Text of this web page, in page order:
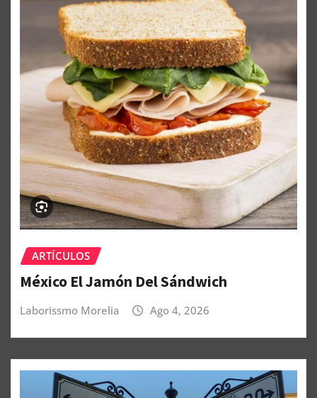
ARTÍCULOS
México El Jamón Del Sándwich
Laborissmo Morelia Ago 4, 2026